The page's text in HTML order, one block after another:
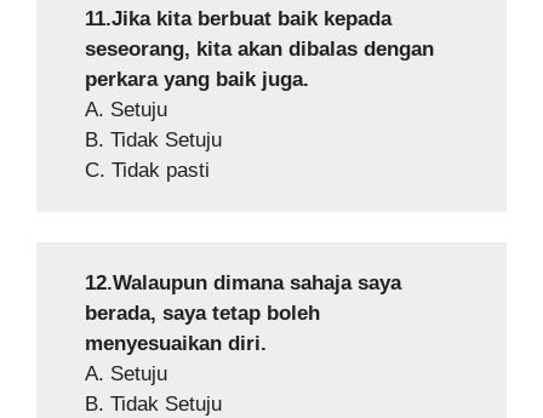
11.Jika kita berbuat baik kepada
seseorang, kita akan dibalas dengan
perkara yang baik juga.
A. Setuju
B. Tidak Setuju
C. Tidak pasti
12.Walaupun dimana sahaja saya
berada, saya tetap boleh
menyesuaikan diri.
A. Setuju
B. Tidak Setuju